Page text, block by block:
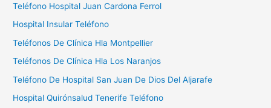
Teléfono Hospital Juan Cardona Ferrol
Hospital Insular Teléfono
Teléfonos De Clínica Hla Montpellier
Teléfonos De Clínica Hla Los Naranjos
Teléfono De Hospital San Juan De Dios Del Aljarafe
Hospital Quirónsalud Tenerife Teléfono